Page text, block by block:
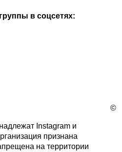
в соцсетях:
©
Instagram и
признана
на территории